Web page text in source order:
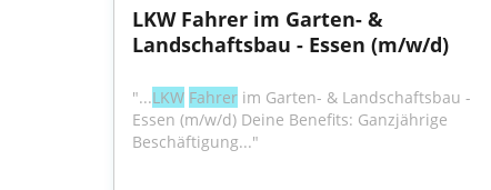
LKW Fahrer im Garten- &
Landschaftsbau - Essen (m/w/d)
"...LKW Fahrer im Garten- & Landschaftsbau -
Essen (m/w/d) Deine Benefits: Ganzjährige
Beschäftigung..."